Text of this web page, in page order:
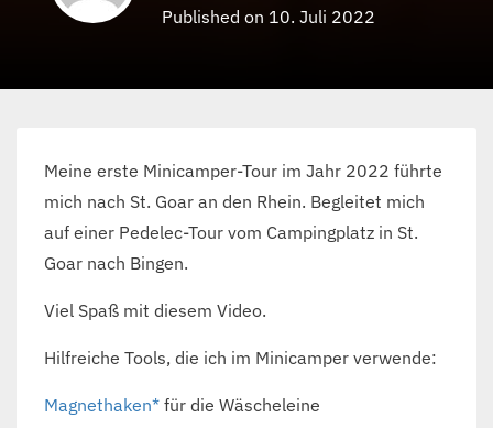
Published on 10. Juli 2022
Meine erste Minicamper-Tour im Jahr 2022 führte
mich nach St. Goar an den Rhein. Begleitet mich
auf einer Pedelec-Tour vom Campingplatz in St.
Goar nach Bingen.
Viel Spaß mit diesem Video.
Hilfreiche Tools, die ich im Minicamper verwende:
Magnethaken* für die Wäscheleine